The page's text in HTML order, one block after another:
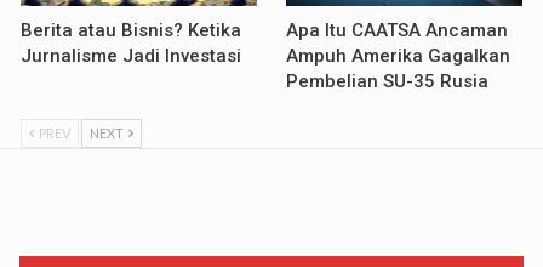
Berita atau Bisnis? Ketika
Jurnalisme Jadi Investasi
Apa Itu CAATSA Ancaman
Ampuh Amerika Gagalkan
Pembelian SU-35 Rusia
PREV NEXT